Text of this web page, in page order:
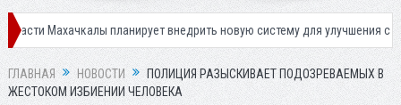
планирует внедрить новую систему для улучшения ситуации с
ГЛАВНАЯ НОВОСТИ
ПОЛИЦИЯ РАЗЫСКИВАЕТ ПОДОЗРЕВАЕМЫХ В
ЖЕСТОКОМ ИЗБИЕНИИ ЧЕЛОВЕКА